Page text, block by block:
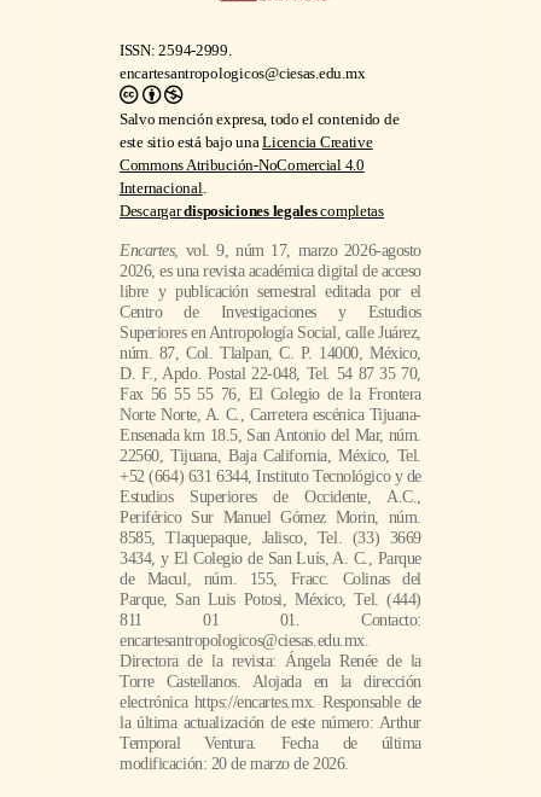
ISSN: 2594-2999.
encartesantropologicos@ciesas.edu.mx
Salvo mención expresa, todo el contenido de
este sitio está bajo unaLicencia Creative
Commons Atribución-NoComercial 4.0
Internacional
Descargardisposiciones legalescompletas
Encartes, vol. 9, núm 17, marzo 2026-agosto
2026, es una revista académica digital de acceso
libre y publicación semestral editada por el
Centro de Investigaciones y Estudios
Superiores en Antropología Social, calle Juárez,
núm. 87, Col. Tlalpan, C. P. 14000, México,
D. F., Apdo. Postal 22-048, Tel. 54 87 35 70,
Fax 56 55 55 76, El Colegio de la Frontera
Norte Norte, A. C., Carretera escénica Tijuana-
Ensenada km 18.5, San Antonio del Mar, núm.
22560, Tijuana, Baja California, México, Tel.
+52 (664) 631 6344, Instituto Tecnológico y de
Estudios Superiores de Occidente, A.C.,
Periférico Sur Manuel Gómez Morin, núm.
8585, Tlaquepaque, Jalisco, Tel. (33) 3669
3434, y El Colegio de San Luís, A. C., Parque
de Macul, núm. 155, Fracc. Colinas del
Parque, San Luis Potosi, México, Tel. (444)
811 01 01. Contacto:
encartesantropologicos@ciesas.edu.mx.
Directora de la revista: Ángela Renée de la
Torre Castellanos. Alojada en la dirección
electrónica https://encartes.mx. Responsable de
la última actualización de este número: Arthur
Temporal Ventura. Fecha de última
modificación: 20 de marzo de 2026.